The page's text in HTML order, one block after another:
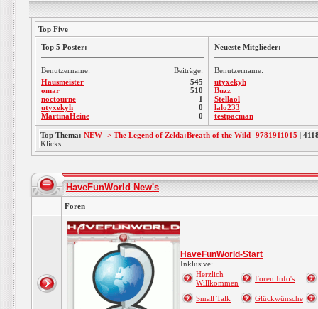
Top Five
Top 5 Poster:
Benutzername:
Beiträge:
Hausmeister
omar
noctourne
utyxekyh
MartinaHeine
545
510
1
0
0
Neueste Mitglieder:
Benutzername:
utyxekyh
Buzz
Stellaol
lalo233
testpacman
Top Thema: NEW -> The Legend of Zelda:Breath of the Wild- 9781911015 |
Klicks.
HaveFunWorld New's
Foren
HaveFunWorld-Start
Inklusive:
Herzlich
Willkommen
Foren Info's
Small Talk Glückwünsche